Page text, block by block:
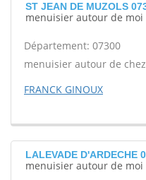
ST JEAN DE MUZOLS
menuisier autour de moi
Département: 07300
menuisier autour de
FRANCK GINOUX
LALEVADE D'ARDECHE
menuisier autour de moi